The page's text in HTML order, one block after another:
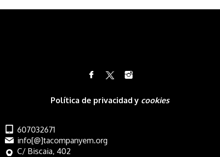
Política de privacidad y cookies
607032671
info[@]tacompanyem.org
C/ Biscaia, 402